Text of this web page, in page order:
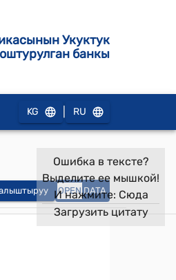
Укуктук
банкы
KG RU
OPEN DATA
Ошибка в тексте?
Выделите ее мышкой!
И нажмите: Сюда
Загрузить цитату